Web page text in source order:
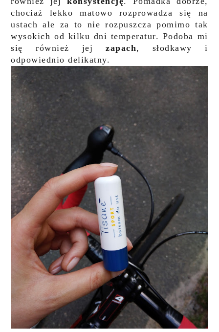
chociaż lekko matowo rozprowadza się na
ustach ale za to nie rozpuszcza pomimo tak
wysokich od kilku dni temperatur. Podoba mi
się również jejzapach, słodkawy i
odpowiednio delikatny.